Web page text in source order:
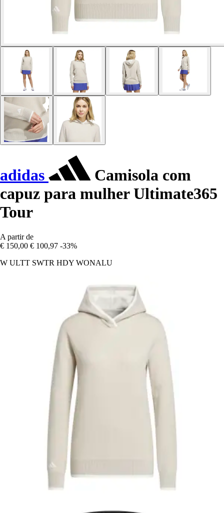
adidas
Camisola com
capuz para mulher Ultimate365
Tour
A partir de
€ 150,00 € 100,97 -33%
W ULTT SWTR HDY WONALU